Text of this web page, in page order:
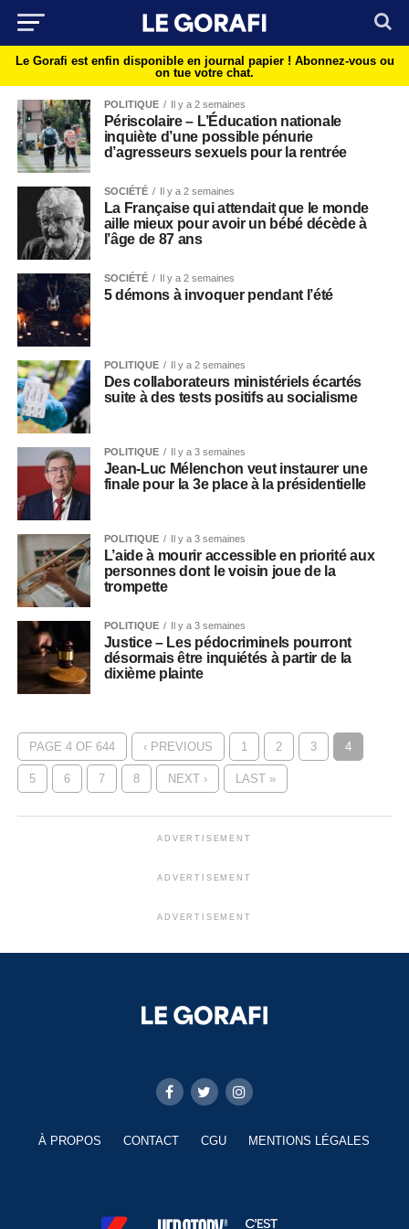
Le Gorafi est enfin disponible en journal papier ! Abonnez-vous ou
on tue votre chat.
POLITIQUE Il y a 2 semaines
Périscolaire – L’Éducation nationale
inquiète d’une possible pénurie
d’agresseurs sexuels pour la rentrée
SOCIÉTÉ Il y a 2 semaines
La Française qui attendait que le monde
aille mieux pour avoir un bébé décède à
l’âge de 87 ans
SOCIÉTÉ Il y a 2 semaines
5 démons à invoquer pendant l’été
POLITIQUE Il y a 2 semaines
Des collaborateurs ministériels écartés
suite à des tests positifs au socialisme
POLITIQUE Il y a 3 semaines
Jean-Luc Mélenchon veut instaurer une
finale pour la 3e place à la présidentielle
POLITIQUE Il y a 3 semaines
L’aide à mourir accessible en priorité aux
personnes dont le voisin joue de la
trompette
POLITIQUE Il y a 3 semaines
Justice – Les pédocriminels pourront
désormais être inquiétés à partir de la
dixième plainte
PAGE 4 OF 644 ‹ PREVIOUS 1 2 3 4
5 6 7 8 NEXT › LAST »
ADVERTISEMENT
ADVERTISEMENT
ADVERTISEMENT
À PROPOS CONTACT CGU MENTIONS LÉGALES